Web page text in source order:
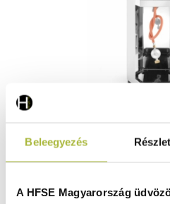
Beleegyezés
A HFSE Magyarország